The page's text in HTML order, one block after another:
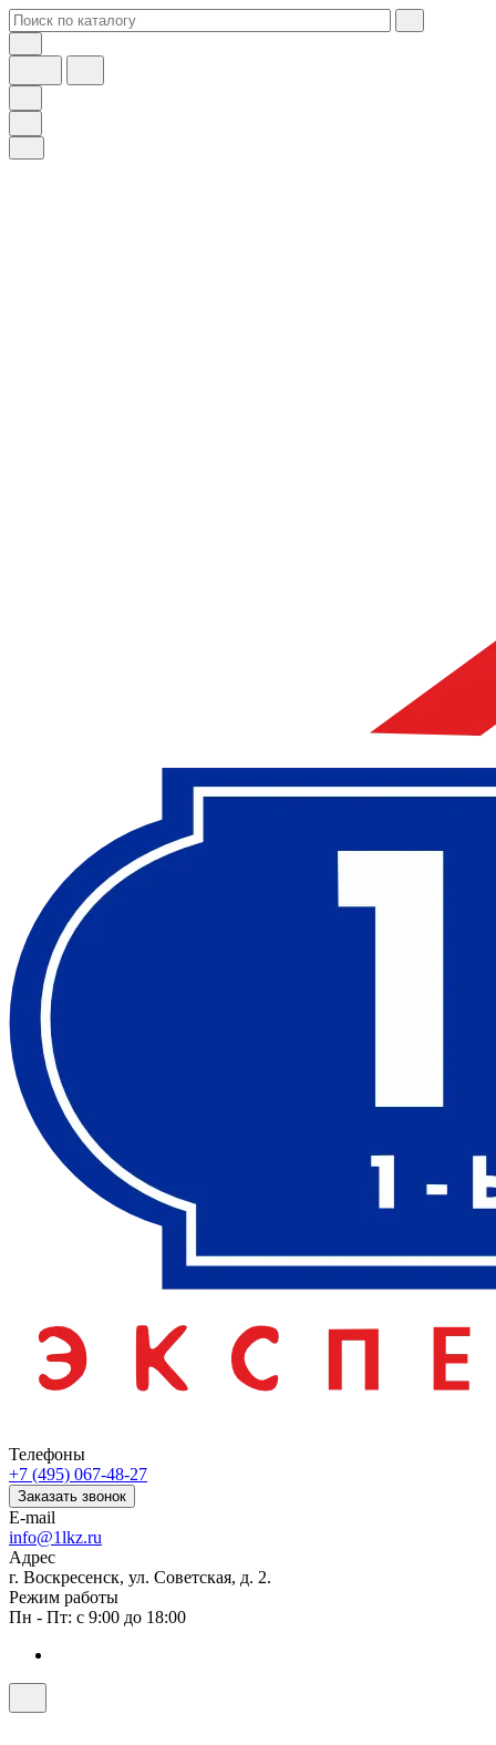
Телефоны
+7 (495) 067-48-27
Заказать звонок
E-mail
info@1lkz.ru
Адрес
г. Воскресенск, ул. Советская, д. 2.
Режим работы
Пн - Пт: с 9:00 до 18:00